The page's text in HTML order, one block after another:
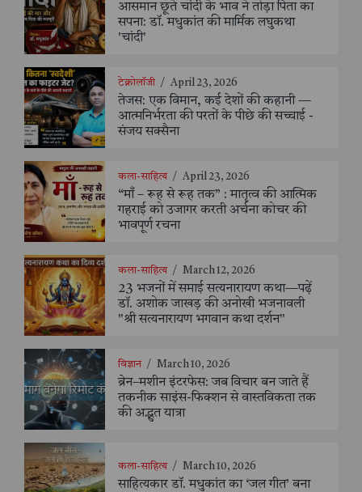
आसमान छूते चांदी के भाव ने तोड़ा पिता का
सपना: डॉ. मधुकांत की मार्मिक लघुकथा
'चांदी'
टेक्नोलॉजी / April 23, 2026
तेजस: एक विमान, कई देशों की कहानी —
आत्मनिर्भरता की परतों के पीछे की सच्चाई -
संजय सक्सैना
कला-साहित्य / April 23, 2026
“माँ – रूह से रूह तक” : मातृत्व की आत्मिक
गहराई को उजागर करती अर्चना कोचर की
भावपूर्ण रचना
कला-साहित्य / March 12, 2026
23 भजनों में समाई सत्यनारायण कथा—पढ़ें
डॉ. अशोक जाखड़ की अनोखी भजनावली
"श्री सत्यनारायण भगवान कथा दर्शन"
विज्ञान / March 10, 2026
ब्रेन–मशीन इंटरफेस: जब विचार बन जाते हैं
तकनीक साइंस-फिक्शन से वास्तविकता तक
की अद्भुत यात्रा
कला-साहित्य / March 10, 2026
साहित्यकार डॉ. मधुकांत का ‘जल गीत’ बना